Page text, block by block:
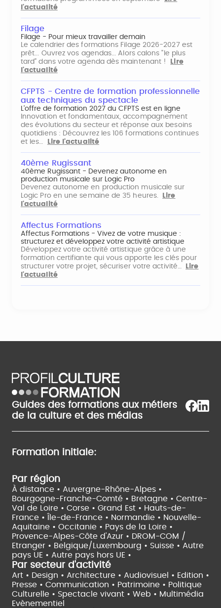
l'actualité
Filage
Filage - Pour mieux travailler demain
Le calendrier des formations Filage 2026-2027 est
prêt... Ouvrez vos agendas... Alors calons "le plus
tard" dans votre agenda dès maintenant !
Lire
l'actualité
CFPTS - Centre de formation professionnelle
aux techniques du spectacle
L’offre de formation 2027 du CFPTS est en ligne
Innovation et fondamentaux, accompagnement
des évolutions du secteur et réponse aux besoins
quotidiens : Découvrez les 106 formations continues
et les…
Lire l'actualité
40ème Rugissant
40ème Rugissant - Devenez autonome en
production musicale sur Logic Pro
Devenez autonome en production musicale sur
Logic Pro en une semaine de 35 heures.
Lire
l'actualité
Affectus Formations
Affectus Formations - Vivez de votre musique :
structurez et développez votre activité artistique
Développez votre activité artistique grâce à une
formation certifiante qui vous apporte les clés pour
structurer votre projet, sécuriser votre activité…
Lire
l'actualité
Guides des formations aux métiers
de la culture et des médias
Formation initiale:
Par région
À distance • Auvergne-Rhône-Alpes •
Bourgogne-Franche-Comté • Bretagne • Centre-
Val de Loire • Corse • Grand Est • Hauts-de-
France •
Île-de-France • Normandie • Nouvelle-
Aquitaine • Occitanie • Pays de la Loire •
Provence-Alpes-Côte d'Azur • DROM-COM /
Etranger • Belgique/Luxembourg • Suisse • Autre
pays UE • Autre pays hors UE •
Par secteur d'activité
Art • Design • Architecture • Audiovisuel • Edition •
Presse • Communication • Patrimoine • Politique
Culturelle • Spectacle vivant • Web • Multimédia
Evènementiel